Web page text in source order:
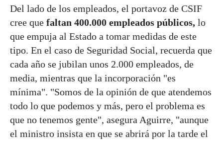
Del lado de los empleados, el portavoz de CSIF
cree que faltan 400.000 empleados públicos, lo
que empuja al Estado a tomar medidas de este
tipo. En el caso de Seguridad Social, recuerda que
cada año se jubilan unos 2.000 empleados, de
media, mientras que la incorporación "es
mínima". "Somos de la opinión de que atendemos
todo lo que podemos y más, pero el problema es
que no tenemos gente", asegura Aguirre, "aunque
el ministro insista en que se abrirá por la tarde el